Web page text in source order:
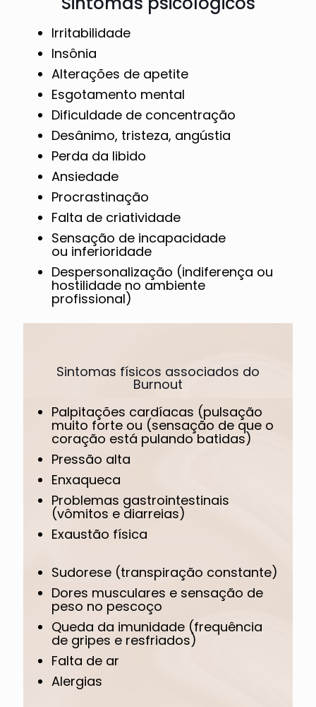
Irritabilidade
Insônia
Alterações de apetite
Esgotamento mental
Dificuldade de concentração
Desânimo, tristeza, angústia
Perda da libido
Ansiedade
Procrastinação
Falta de criatividade
Sensação de incapacidade
ou inferioridade
Despersonalização (indiferença ou
hostilidade no ambiente
profissional)
Sintomas físicos associados do
Burnout
Palpitações cardíacas (pulsação
muito forte ou (sensação de que o
coração está pulando batidas)
Pressão alta
Enxaqueca
Problemas gastrointestinais
(vômitos e diarreias)
Exaustão física
Sudorese (transpiração constante)
Dores musculares e sensação de
peso no pescoço
Queda da imunidade (frequência
de gripes e resfriados)
Falta de ar
Alergias